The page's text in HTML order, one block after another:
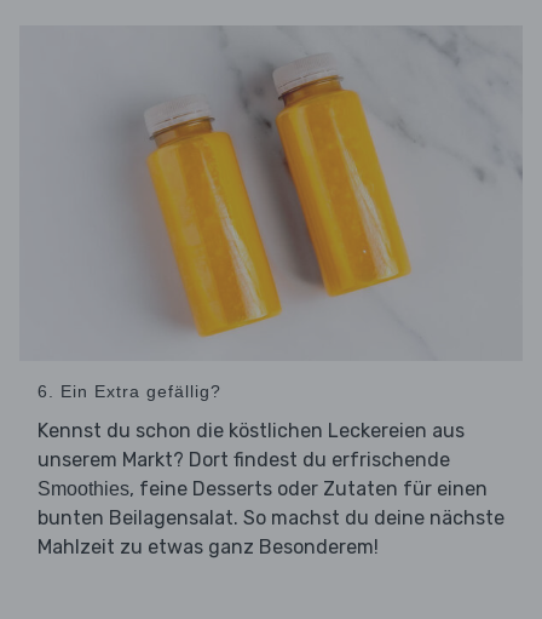
6. Ein Extra gefällig?
Kennst du schon die köstlichen Leckereien aus
unserem Markt? Dort findest du erfrischende
Smoothies, feine Desserts oder Zutaten für einen
bunten Beilagensalat. So machst du deine nächste
Mahlzeit zu etwas ganz Besonderem!